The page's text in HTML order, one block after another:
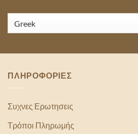
ΠΛΗΡΟΦΟΡΙΕΣ
Συχνες Ερωτησεις
Τρόποι Πληρωμής